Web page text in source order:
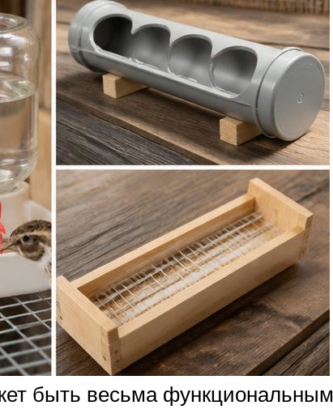
быть весьма функциональным